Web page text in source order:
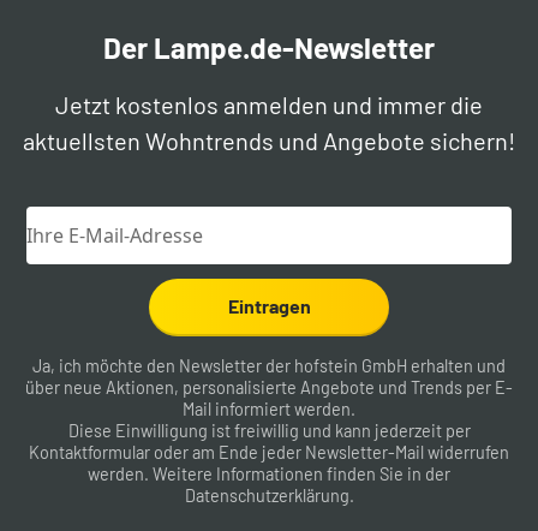
Der Lampe.de-Newsletter
Jetzt kostenlos anmelden und immer die
aktuellsten Wohntrends und Angebote sichern!
Eintragen
Ja, ich möchte den Newsletter der hofstein GmbH erhalten und
über neue Aktionen, personalisierte Angebote und Trends per E-
Mail informiert werden.
Diese Einwilligung ist freiwillig und kann jederzeit per
Kontaktformular oder am Ende jeder Newsletter-Mail widerrufen
werden. Weitere Informationen finden Sie in der
Datenschutzerklärung.